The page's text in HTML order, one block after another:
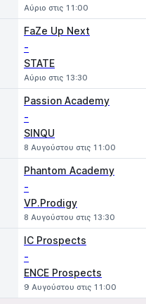
Αύριο στις 11:00
FaZe Up Next
-
STATE
Αύριο στις 13:30
Passion Academy
-
SINQU
8 Αυγούστου στις 11:00
Phantom Academy
-
VP.Prodigy
8 Αυγούστου στις 13:30
IC Prospects
-
ENCE Prospects
9 Αυγούστου στις 11:00